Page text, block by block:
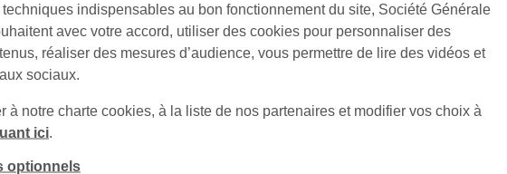
indispensables au bon fonctionnement du site, Société Générale
avec votre accord, utiliser des cookies pour personnaliser des
réaliser des mesures d’audience, vous permettre de lire des vidéos et
sociaux.
à notre charte cookies, à la liste de nos partenaires et modifier vos choix à
ici
optionnels